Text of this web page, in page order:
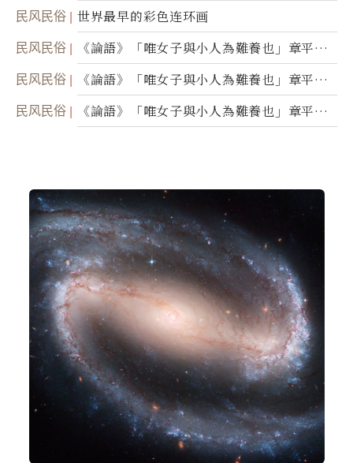
民风民俗 世界最早的彩色连环画
民风民俗
《論語》「唯女子與小人為難養也」章平議
（三）
民风民俗
《論語》「唯女子與小人為難養也」章平議
（二）
民风民俗
《論語》「唯女子與小人為難養也」章平議
（一）